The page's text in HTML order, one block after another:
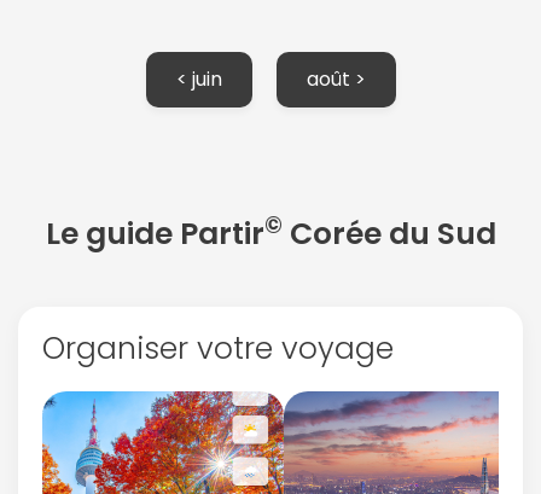
< juin août >
Le guide Partir© Corée du Sud
Organiser votre voyage